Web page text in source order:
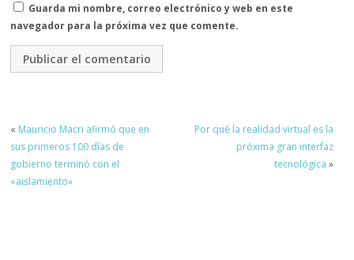
Guarda mi nombre, correo electrónico y web en este
navegador para la próxima vez que comente.
« Mauricio Macri afirmó que en
sus primeros 100 días de
gobierno terminó con el
«aislamiento»
Por qué la realidad virtual es la
próxima gran interfaz
tecnológica »